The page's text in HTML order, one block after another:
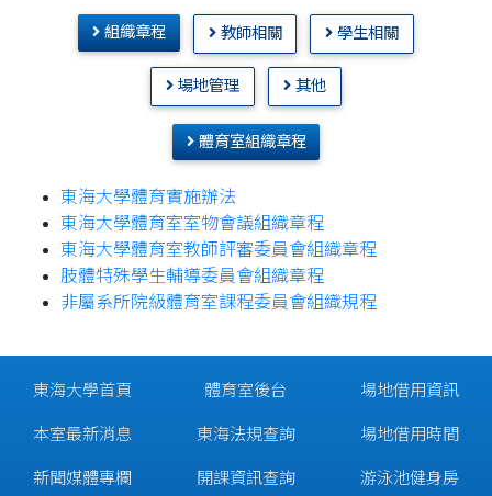
組織章程 教師相關 學生相關
場地管理 其他
體育室組織章程
東海大學體育實施辦法
東海大學體育室室物會議組織章程
東海大學體育室教師評審委員會組織章程
肢體特殊學生輔導委員會組織章程
非屬系所院級體育室課程委員會組織規程
東海大學首頁
本室最新消息
新聞媒體專欄
體育室後台
東海法規查詢
開課資訊查詢
場地借用資訊
場地借用時間
游泳池健身房